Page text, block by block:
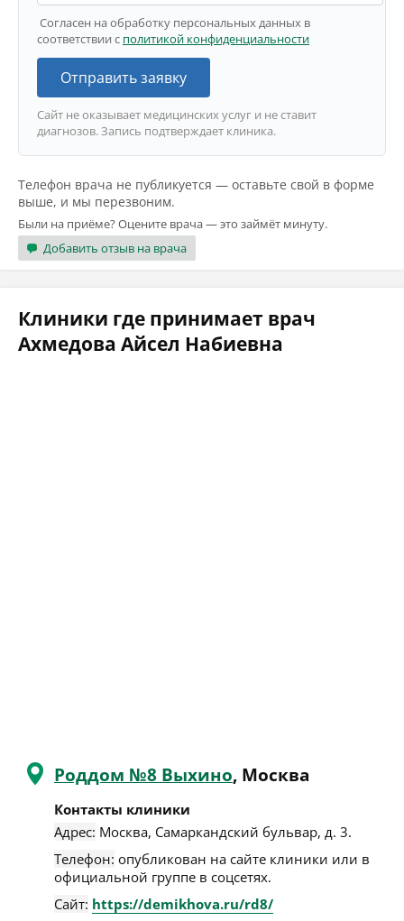
Согласен на обработку персональных данных в
соответствии с политикой конфиденциальности
Отправить заявку
Сайт не оказывает медицинских услуг и не ставит
диагнозов. Запись подтверждает клиника.
Телефон врача не публикуется — оставьте свой в форме
выше, и мы перезвоним.
Были на приёме? Оцените врача — это займёт минуту.
Добавить отзыв на врача
Клиники где принимает врач
Ахмедова Айсел Набиевна
Роддом №8 Выхино, Москва
Контакты клиники
Адрес: Москва, Самаркандский бульвар, д. 3.
Телефон: опубликован на сайте клиники или в
официальной группе в соцсетях.
Сайт: https://demikhova.ru/rd8/